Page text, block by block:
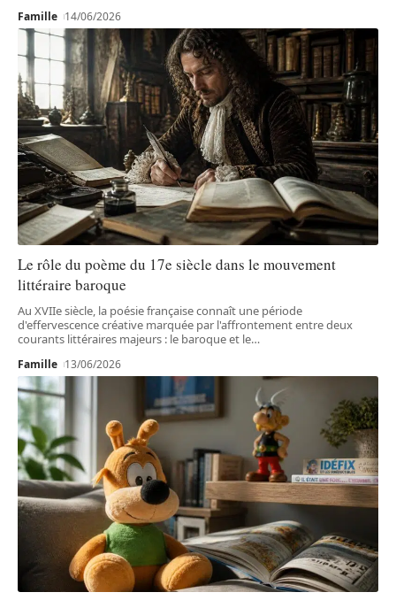
Famille 14/06/2026
Le rôle du poème du 17e siècle dans le mouvement
littéraire baroque
Au XVIIe siècle, la poésie française connaît une période
d'effervescence créative marquée par l'affrontement entre deux
courants littéraires majeurs : le baroque et le…
Famille 13/06/2026